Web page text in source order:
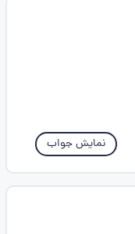
نمایش جواب